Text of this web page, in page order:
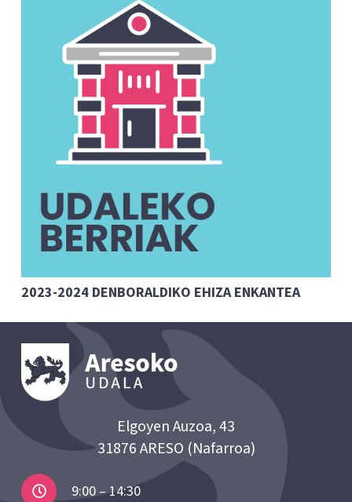
2023-2024 DENBORALDIKO EHIZA ENKANTEA
Elgoyen Auzoa, 43
31876 ARESO (Nafarroa)
9:00 – 14:30